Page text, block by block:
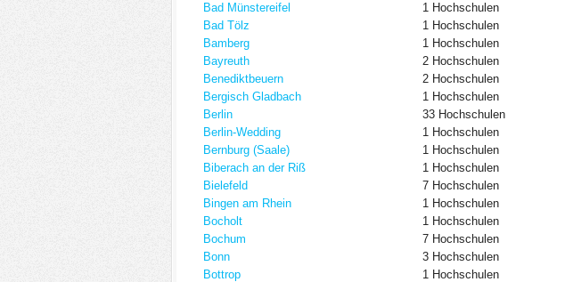
Bad Münstereifel
1 Hochschulen
Bad Tölz
1 Hochschulen
Bamberg
1 Hochschulen
Bayreuth
2 Hochschulen
Benediktbeuern
2 Hochschulen
Bergisch Gladbach
1 Hochschulen
Berlin
33 Hochschulen
Berlin-Wedding
1 Hochschulen
Bernburg (Saale)
1 Hochschulen
Biberach an der Riß
1 Hochschulen
Bielefeld
7 Hochschulen
Bingen am Rhein
1 Hochschulen
Bocholt
1 Hochschulen
Bochum
7 Hochschulen
Bonn
3 Hochschulen
Bottrop
1 Hochschulen